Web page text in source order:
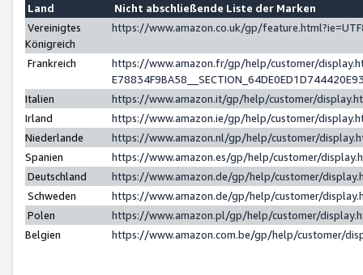
Land
Nicht abschließende Liste der Marken
Vereinigtes
Königreich
https://www.amazon.co.uk/gp/
Frankreich
https://www.amazon.fr/gp/help/customer/
Italien
https://www.amazon.it/gp/help/customer/
Irland
https://www.amazon.ie/gp/help/customer/
Niederlande
https://www.amazon.nl/gp/help/customer/
Spanien
https://www.amazon.es/gp/help/customer/
Deutschland
https://www.amazon.de/gp/help/customer/
Schweden
https://www.amazon.de/gp/help/customer/
Polen
https://www.amazon.pl/gp/help/customer/
Belgien
https://www.amazon.com.be/gp/help/customer/